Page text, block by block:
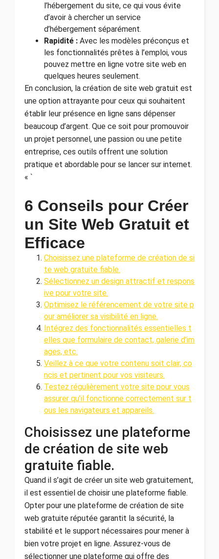
l’hébergement du site, ce qui vous évite
d’avoir à chercher un service
d’hébergement séparément.
Rapidité : Avec les modèles préconçus et
les fonctionnalités prêtes à l’emploi, vous
pouvez mettre en ligne votre site web en
quelques heures seulement.
En conclusion, la création de site web gratuit est
une option attrayante pour ceux qui souhaitent
établir leur présence en ligne sans dépenser
beaucoup d’argent. Que ce soit pour promouvoir
un projet personnel, une passion ou une petite
entreprise, ces outils offrent une solution
pratique et abordable pour se lancer sur internet.
« `
6 Conseils pour Créer
un Site Web Gratuit et
Efficace
Choisissez une plateforme de création de si
te web gratuite fiable.
Sélectionnez un design attractif et respons
ive pour votre site.
Optimisez le référencement de votre site p
our améliorer sa visibilité en ligne.
Intégrez des fonctionnalités essentielles t
elles que formulaire de contact, galerie d’im
ages, etc.
Veillez à ce que votre contenu soit clair, co
ncis et pertinent pour vos visiteurs.
Testez régulièrement votre site pour vous
assurer qu’il fonctionne correctement sur t
ous les navigateurs et appareils.
Choisissez une plateforme
de création de site web
gratuite fiable.
Quand il s’agit de créer un site web gratuitement,
il est essentiel de choisir une plateforme fiable.
Opter pour une plateforme de création de site
web gratuite réputée garantit la sécurité, la
stabilité et le support nécessaires pour mener à
bien votre projet en ligne. Assurez-vous de
sélectionner une plateforme qui offre des